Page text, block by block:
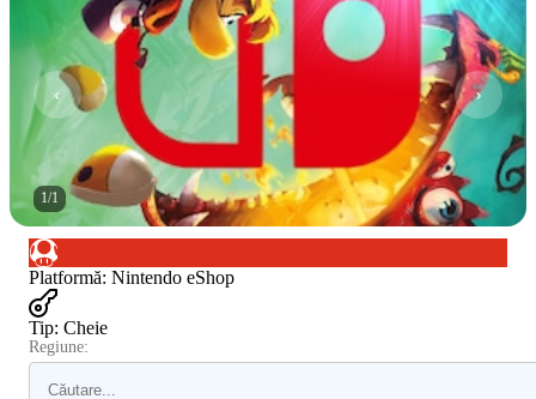
1/1
Platformă: Nintendo eShop
Tip: Cheie
Regiune: